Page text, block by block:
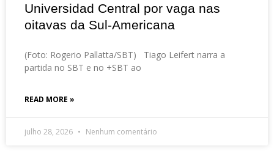
Universidad Central por vaga nas
oitavas da Sul-Americana
(Foto: Rogerio Pallatta/SBT) Tiago Leifert narra a
partida no SBT e no +SBT ao
READ MORE »
julho 28, 2026 Nenhum comentário